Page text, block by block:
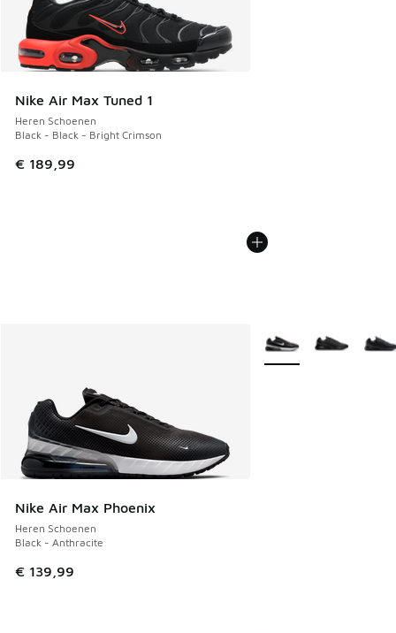
Nike Air Max Tuned 1
Heren Schoenen
Black - Black - Bright Crimson
€ 189,99
Nike Air Max Phoenix
Heren Schoenen
Black - Anthracite
€ 139,99
Meer kleuren